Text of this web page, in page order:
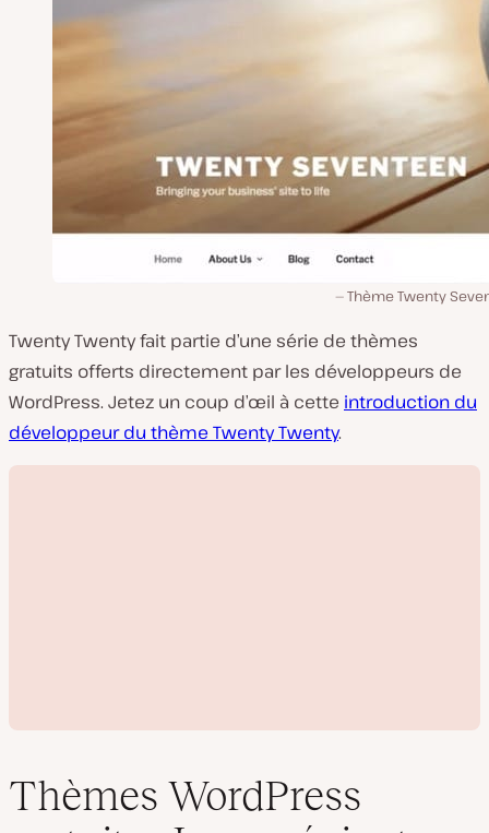
Thème Twenty
Twenty Twenty fait partie d’une série de thèmes
gratuits offerts directement par les développeurs de
WordPress. Jetez un coup d’œil à cette introduction du
développeur du thème Twenty Twenty.
Thèmes WordPress